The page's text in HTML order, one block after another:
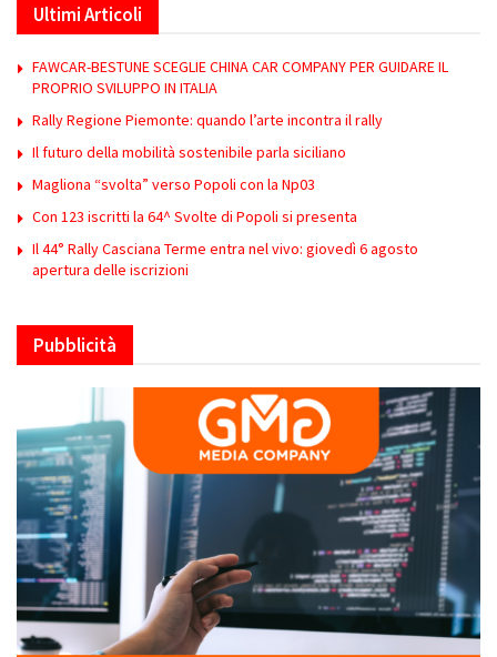
Ultimi Articoli
FAWCAR-BESTUNE SCEGLIE CHINA CAR COMPANY PER GUIDARE IL
PROPRIO SVILUPPO IN ITALIA
Rally Regione Piemonte: quando l’arte incontra il rally
Il futuro della mobilità sostenibile parla siciliano
Magliona “svolta” verso Popoli con la Np03
Con 123 iscritti la 64^ Svolte di Popoli si presenta
Il 44° Rally Casciana Terme entra nel vivo: giovedì 6 agosto
apertura delle iscrizioni
Pubblicità